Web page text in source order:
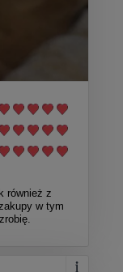
również z
w tym